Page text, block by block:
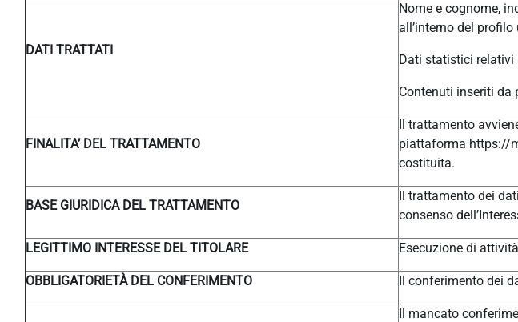
DATI TRATTATI
Nome e cognome,
all’interno del
Dati statistici relativi
Contenuti inseriti da
FINALITA’ DEL TRATTAMENTO
Il trattamento
piattaforma https://
costituita.
BASE GIURIDICA DEL TRATTAMENTO
Il trattamento dei
consenso
LEGITTIMO INTERESSE DEL TITOLARE Esecuzione di
OBBLIGATORIETÀ DEL CONFERIMENTO Il conferimento dei
Il mancato